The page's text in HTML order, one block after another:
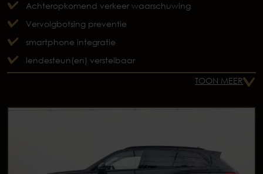
Achteropkomend verkeer waarschuwing
Vervolgbotsing preventie
smartphone integratie
lendesteun(en) verstelbaar
TOON MEER